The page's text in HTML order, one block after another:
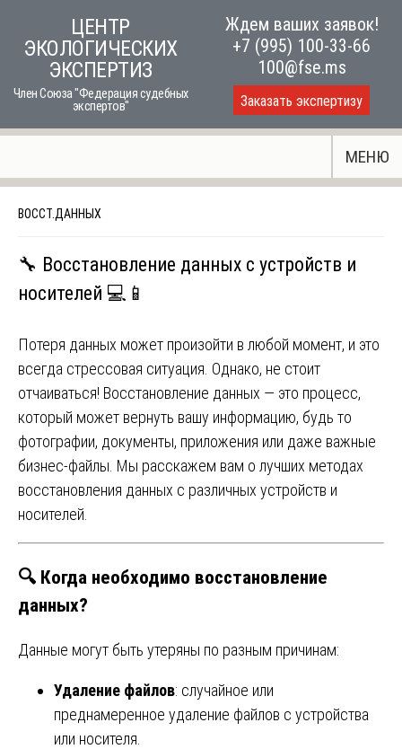
content
ЦЕНТР
ЭКОЛОГИЧЕСКИХ
ЭКСПЕРТИЗ
Член Союза "Федерация судебных
экспертов"
Ждем ваших заявок!
+7 (995) 100-33-66
100@fse.ms
Заказать экспертизу
МЕНЮ
ВОССТ.ДАННЫХ
🔧 Восстановление данных с устройств и
носителей 💻📱
Потеря данных может произойти в любой момент, и это
всегда стрессовая ситуация. Однако, не стоит
отчаиваться! Восстановление данных — это процесс,
который может вернуть вашу информацию, будь то
фотографии, документы, приложения или даже важные
бизнес-файлы. Мы расскажем вам о лучших методах
восстановления данных с различных устройств и
носителей.
🔍 Когда необходимо восстановление
данных?
Данные могут быть утеряны по разным причинам:
Удаление файлов: случайное или
преднамеренное удаление файлов с устройства
или носителя.